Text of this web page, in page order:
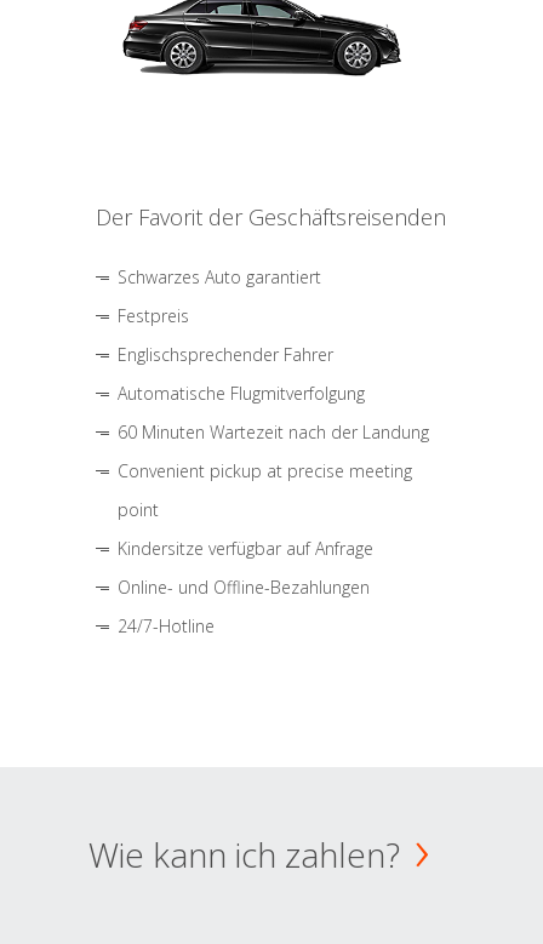
Der Favorit der Geschäftsreisenden
Schwarzes Auto garantiert
Festpreis
Englischsprechender Fahrer
Automatische Flugmitverfolgung
60 Minuten Wartezeit nach der Landung
Convenient pickup at precise meeting
point
Kindersitze verfügbar auf Anfrage
Online- und Offline-Bezahlungen
24/7-Hotline
Wie kann ich zahlen?